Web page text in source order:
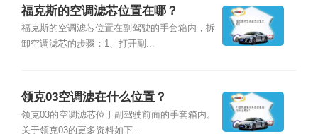
福克斯的空调滤芯位置在哪？
福克斯的空调滤芯位置在副驾驶的手套箱内，拆
卸空调滤芯的步骤：1、打开副...
领克03空调滤在什么位置？
领克03的空调滤芯位于副驾驶前面的手套箱内。
关于领克03的更多资料如下...